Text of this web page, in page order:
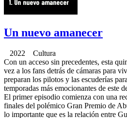
Un nuevo amanecer
2022 Cultura
Con un acceso sin precedentes, esta
vez a los fans detrás de cámaras para
preparan los pilotos y las escuderías
temporadas más emocionantes de este
El primer episodio comienza con una
finales del polémico Gran Premio de
lo importante que es la relación entre